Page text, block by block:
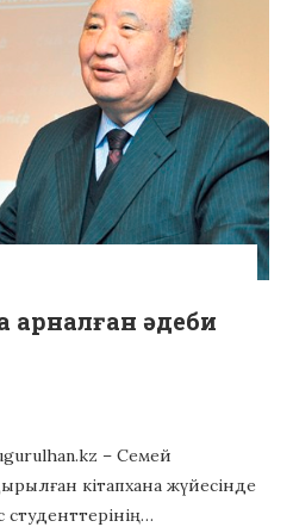
арналған әдеби
– Семей
кітапхана жүйесінде